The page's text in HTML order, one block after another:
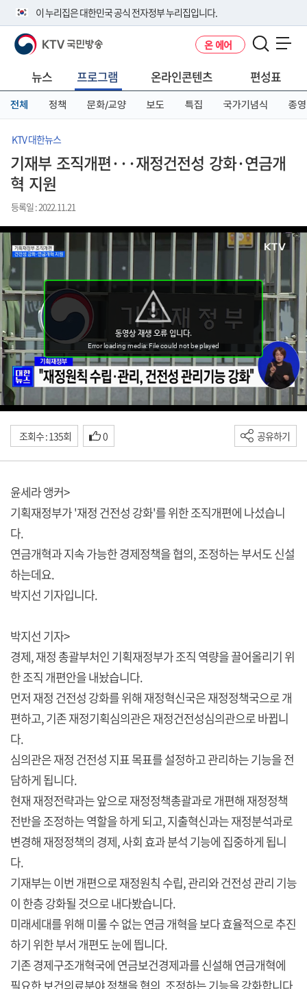
이 누리집은 대한민국 공식 전자정부 누리집입니다.
공식 누리집 주소 확인하기
니다.
이밖에 or.kr 또는 .kr등 다른 도메인 주소를 사용하고 있다면 아래 URL에
서 도메인 주소를 확인해 보세요
KTV 국민방송 온 에어
뉴스 프로그램 온라인콘텐츠 편성표
전체 정책 문화/교양 보도 특집 국가기념식 종영
KTV 대한뉴스
기재부 조직개편···재정건전성 강화·연금개
혁 지원
등록일 : 2022.11.21
조회수 : 135회 0 공유하기
윤세라 앵커>
기획재정부가 '재정 건전성 강화'를 위한 조직개편에 나섰습니
다.
연금개혁과 지속 가능한 경제정책을 협의, 조정하는 부서도 신설
하는데요.
박지선 기자입니다.
박지선 기자>
경제, 재정 총괄부처인 기획재정부가 조직 역량을 끌어올리기 위
한 조직 개편안을 내놨습니다.
먼저 재정 건전성 강화를 위해 재정혁신국은 재정정책국으로 개
편하고, 기존 재정기획심의관은 재정건전성심의관으로 바뀝니
다.
심의관은 재정 건전성 지표 목표를 설정하고 관리하는 기능을 전
담하게 됩니다.
현재 재정전략과는 앞으로 재정정책총괄과로 개편해 재정정책
전반을 조정하는 역할을 하게 되고, 지출혁신과는 재정분석과로
변경해 재정정책의 경제, 사회 효과 분석 기능에 집중하게 됩니
다.
기재부는 이번 개편으로 재정원칙 수립, 관리와 건전성 관리 기능
이 한층 강화될 것으로 내다봤습니다.
미래세대를 위해 미룰 수 없는 연금 개혁을 보다 효율적으로 추진
하기 위한 부서 개편도 눈에 띕니다.
기존 경제구조개혁국에 연금보건경제과를 신설해 연금개혁에
필요한 보건의료분야 정책을 협의, 조정하는 기능을 강화합니다.